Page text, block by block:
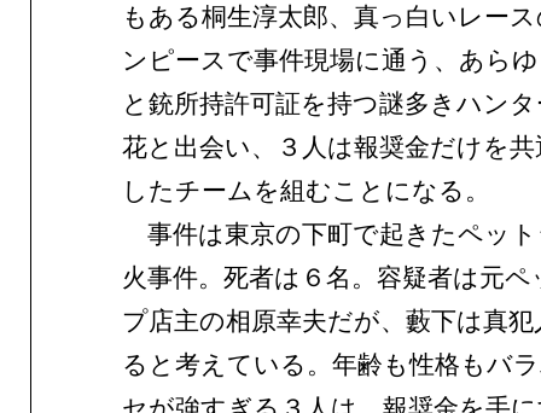
もある桐生淳太郎、真っ白いレー
ンピースで事件現場に通う、あら
と銃所持許可証を持つ謎多きハン
花と出会い、３人は報奨金だけを
したチームを組むことになる。
事件は東京の下町で起きたペッ
火事件。死者は６名。容疑者は元
プ店主の相原幸夫だが、藪下は真
ると考えている。年齢も性格もバ